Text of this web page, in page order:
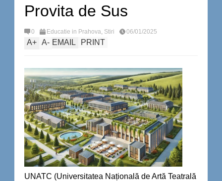
Provita de Sus
0 Educatie in Prahova, Stiri 06/01/2025
A+ A- EMAIL PRINT
UNATC (Universitatea Națională de Artă Teatrală